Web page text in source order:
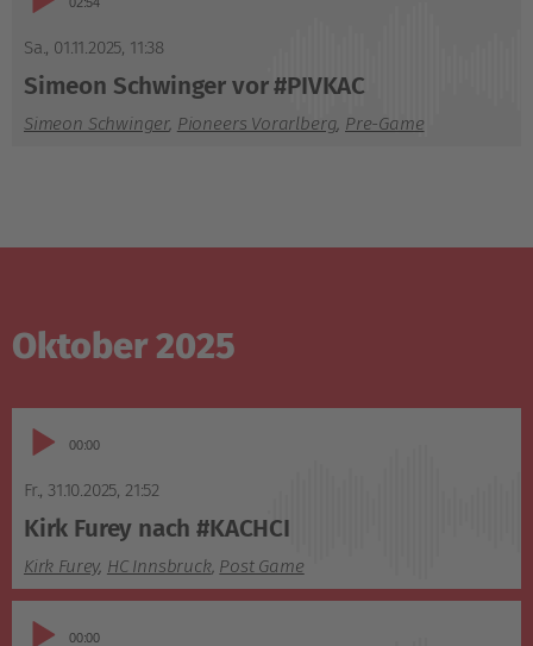
Sa., 01.11.2025, 11:38
Simeon Schwinger vor #PIVKAC
Simeon Schwinger, Pioneers Vorarlberg, Pre-Game
Oktober 2025
Audio-00:58
Fr., 31.10.2025, 21:52
Kirk Furey nach #KACHCI
Kirk Furey, HC Innsbruck, Post Game
Audio-02:40